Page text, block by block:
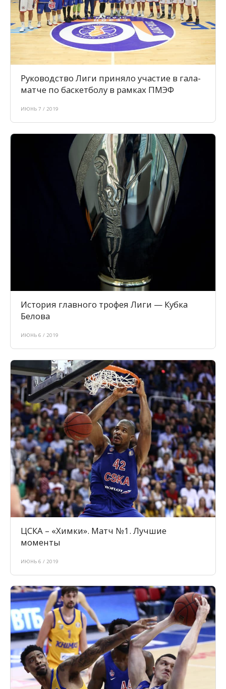
Руководство Лиги приняло участие в гала-
матче по баскетболу в рамках ПМЭФ
ИЮНЬ 7 / 2019
История главного трофея Лиги — Кубка
Белова
ИЮНЬ 6 / 2019
ЦСКА – «Химки». Матч №1. Лучшие
моменты
ИЮНЬ 6 / 2019